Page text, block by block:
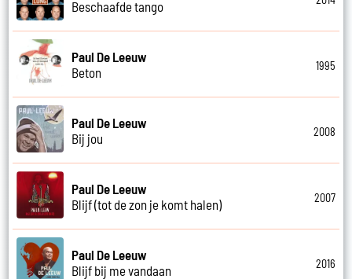
Beschaafde tango
Paul De Leeuw
Beton
1995
Paul De Leeuw
Bij jou
2008
Paul De Leeuw
Blijf (tot de zon je komt halen)
2007
Paul De Leeuw
Blijf bij me vandaan
2016